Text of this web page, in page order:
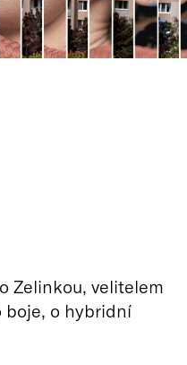
Zelinkou, velitelem
boje, o hybridní